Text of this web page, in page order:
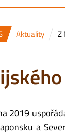
Aktuality Z
2019
a